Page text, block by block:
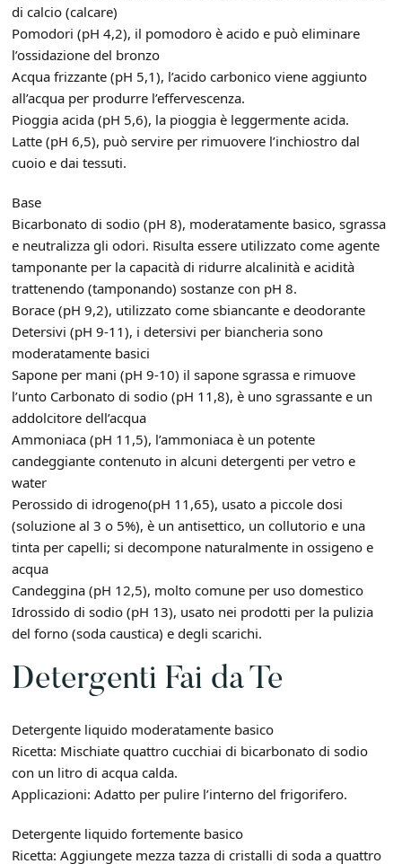
di calcio (calcare)
Pomodori (pH 4,2), il pomodoro è acido e può eliminare
l’ossidazione del bronzo
Acqua frizzante (pH 5,1), l’acido carbonico viene aggiunto
all’acqua per produrre l’effervescenza.
Pioggia acida (pH 5,6), la pioggia è leggermente acida.
Latte (pH 6,5), può servire per rimuovere l’inchiostro dal
cuoio e dai tessuti.
Base
Bicarbonato di sodio (pH 8), moderatamente basico, sgrassa
e neutralizza gli odori. Risulta essere utilizzato come agente
tamponante per la capacità di ridurre alcalinità e acidità
trattenendo (tamponando) sostanze con pH 8.
Borace (pH 9,2), utilizzato come sbiancante e deodorante
Detersivi (pH 9-11), i detersivi per biancheria sono
moderatamente basici
Sapone per mani (pH 9-10) il sapone sgrassa e rimuove
l’unto Carbonato di sodio (pH 11,8), è uno sgrassante e un
addolcitore dell’acqua
Ammoniaca (pH 11,5), l’ammoniaca è un potente
candeggiante contenuto in alcuni detergenti per vetro e
water
Perossido di idrogeno(pH 11,65), usato a piccole dosi
(soluzione al 3 o 5%), è un antisettico, un collutorio e una
tinta per capelli; si decompone naturalmente in ossigeno e
acqua
Candeggina (pH 12,5), molto comune per uso domestico
Idrossido di sodio (pH 13), usato nei prodotti per la pulizia
del forno (soda caustica) e degli scarichi.
Detergenti Fai da Te
Detergente liquido moderatamente basico
Ricetta: Mischiate quattro cucchiai di bicarbonato di sodio
con un litro di acqua calda.
Applicazioni: Adatto per pulire l’interno del frigorifero.
Detergente liquido fortemente basico
Ricetta: Aggiungete mezza tazza di cristalli di soda a quattro